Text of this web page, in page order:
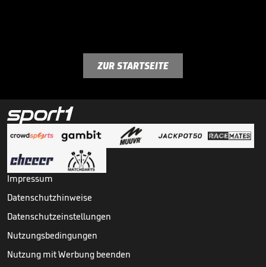
ZUR STARTSEITE
Impressum
Datenschutzhinweise
Datenschutzeinstellungen
Nutzungsbedingungen
Nutzung mit Werbung beenden